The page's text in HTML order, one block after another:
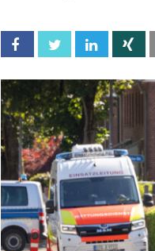
Facebook Twitter Linkedin